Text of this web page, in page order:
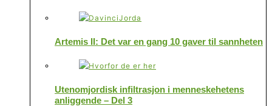
Artemis II: Det var en gang 10 gaver til sannheten
Utenomjordisk infiltrasjon i menneskehetens
anliggende – Del 3